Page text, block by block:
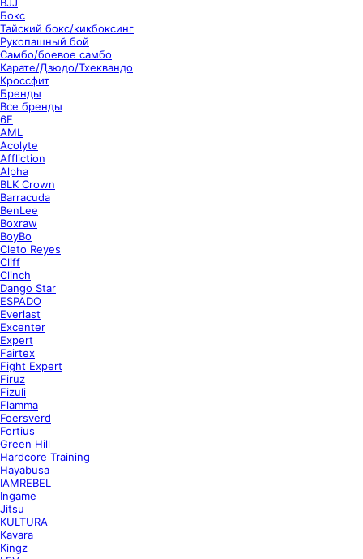
Бокс
Тайский бокс/кикбоксинг
Рукопашный бой
Самбо/боевое самбо
Карате/Дзюдо/Тхеквандо
Кроссфит
Бренды
Все бренды
6F
AML
Acolyte
Affliction
Alpha
BLK Crown
Barracuda
BenLee
Boxraw
BoyBo
Cleto Reyes
Cliff
Clinch
Dango Star
ESPADO
Everlast
Excenter
Expert
Fairtex
Fight Expert
Firuz
Fizuli
Flamma
Foersverd
Fortius
Green Hill
Hardcore Training
Hayabusa
IAMREBEL
Ingame
Jitsu
KULTURA
Kavara
Kingz